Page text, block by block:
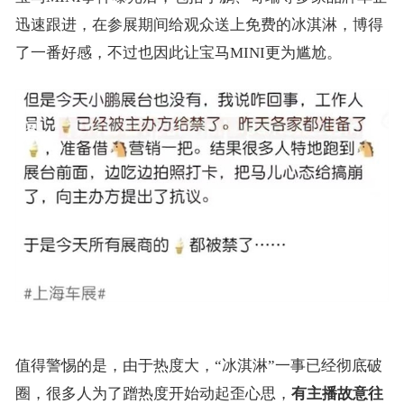
迅速跟进，在参展期间给观众送上免费的冰淇淋，博得
了一番好感，不过也因此让宝马MINI更为尴尬。
值得警惕的是，由于热度大，“冰淇淋”一事已经彻底破
圈，很多人为了蹭热度开始动起歪心思， 有主播故意往